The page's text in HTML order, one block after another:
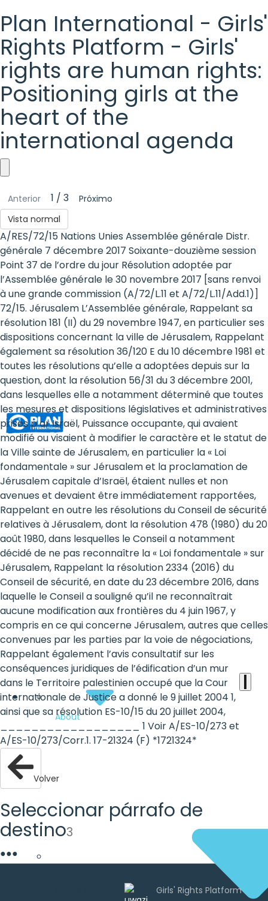
Plan International - Girls'
Rights Platform - Girls'
rights are human rights:
Positioning girls at the
heart of the
international agenda
Plan
International
-
Girls'
Rights
Platform
-
Girls'
rights
are
human
rights:
Positioning
girls
at
the
heart
of
the
international
agenda
About
Anterior 1 / 3
Próximo
Vista normal
A/RES/72/15 Nations Unies Assemblée générale Distr.
générale 7 décembre 2017 Soixante-douzième session
Point 37 de l’ordre du jour Résolution adoptée par
l’Assemblée générale le 30 novembre 2017 [sans renvoi
à une grande commission (A/72/L.11 et A/72/L.11/Add.1)]
72/15. Jérusalem L’Assemblée générale, Rappelant sa
résolution 181 (II) du 29 novembre 1947, en particulier ses
dispositions concernant la ville de Jérusalem, Rappelant
également sa résolution 36/120 E du 10 décembre 1981 et
toutes les résolutions qu’elle a adoptées depuis sur la
question, dont la résolution 56/31 du 3 décembre 2001,
dans lesquelles elle a notamment déterminé que toutes
les mesures et dispositions législatives et administratives
prises p ar Israël, Puissance occupante, qui avaient
modifié ou visaient à modifier le caractère et le statut de
la Ville sainte de Jérusalem, en particulier la « Loi
fondamentale » sur Jérusalem et la proclamation de
Jérusalem capitale d’Israël, étaient nulles et non
avenues et devaient être immédiatement rapportées,
Rappelant en outre les résolutions du Conseil de sécurité
relatives à Jérusalem, dont la résolution 478 (1980) du 20
août 1980, dans lesquelles le Conseil a notamment
décidé de ne pas reconnaître la « Loi fondamentale » sur
Jérusalem, Rappelant la résolution 2334 (2016) du
Conseil de sécurité, en date du 23 décembre 2016, dans
laquelle le Conseil a souligné qu’il ne reconnaîtrait
aucune modification aux frontières du 4 juin 1967, y
compris en ce qui concerne Jérusalem, autres que celles
convenues par les parties par la voie de négociations,
Rappelant également l’avis consultatif sur les
conséquences juridiques de l’édification d’un mur
dans le Territoire palestinien occupé que la Cour
internationale de Justice a donné le 9 juillet 2004 1,
ainsi que sa résolution ES-10/15 du 20 juillet 2004,
__________________ 1 Voir A/ES-10/273 et
A/ES-10/273/Corr.1. 17-21324 (F) *1721324*
Volver
Seleccionar párrafo de
destino3
●●●